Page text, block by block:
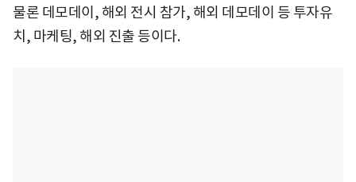
물론 데모데이, 해외 전시 참가, 해외 데모데이 등 투자유
치, 마케팅, 해외 진출 등이다.